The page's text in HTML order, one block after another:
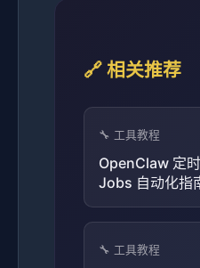
🔗 相关推荐
🔧 工具教程
OpenClaw 定
Jobs 自动化指
🔧 工具教程